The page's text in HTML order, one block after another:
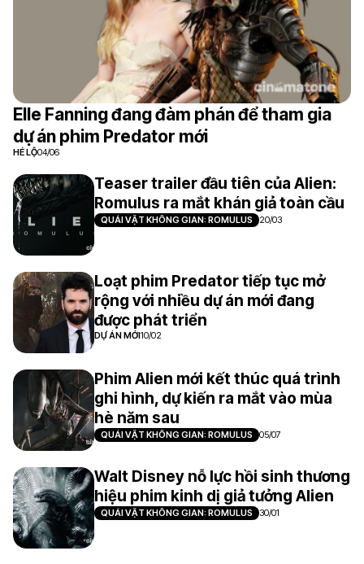
Elle Fanning đang đàm phán để tham gia
dự án phim Predator mới
HÉ LỘ04/06
Teaser trailer đầu tiên của Alien:
Romulus ra mắt khán giả toàn cầu
QUÁI VẬT KHÔNG GIAN: ROMULUS 20/03
Loạt phim Predator tiếp tục mở
rộng với nhiều dự án mới đang
được phát triển
DỰ ÁN MỚI10/02
Phim Alien mới kết thúc quá trình
ghi hình, dự kiến ra mắt vào mùa
hè năm sau
QUÁI VẬT KHÔNG GIAN: ROMULUS 05/07
Walt Disney nỗ lực hồi sinh thương
hiệu phim kinh dị giả tưởng Alien
QUÁI VẬT KHÔNG GIAN: ROMULUS 30/01